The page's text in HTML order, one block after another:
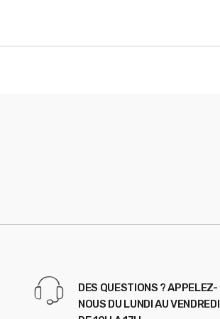
DES QUESTIONS ? APPELEZ-
NOUS DU LUNDI AU VENDREDI